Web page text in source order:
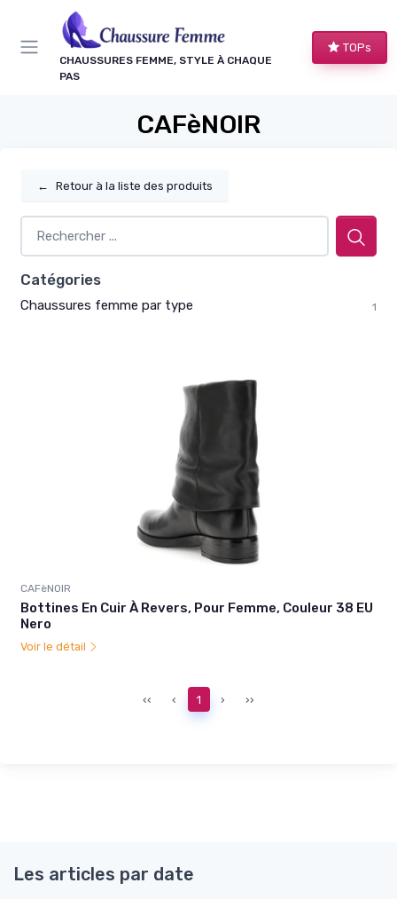
CHAUSSURES FEMME, STYLE À CHAQUE
PAS
TOPs
CAFèNOIR
← Retour à la liste des produits
Catégories
Chaussures femme par type 1
CAFèNOIR
Bottines En Cuir À Revers, Pour Femme, Couleur 38 EU
Nero
Voir le détail
‹‹ ‹ 1 › ››
Les articles par date
Panneau de gestion des cookies